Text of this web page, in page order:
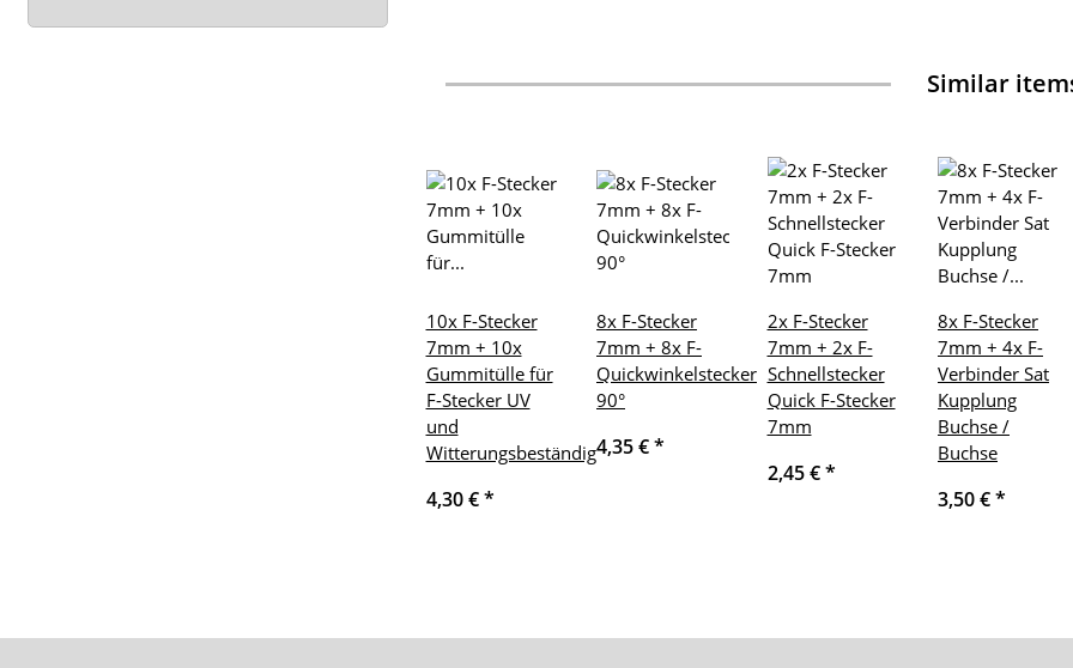
Similar
10x F-Stecker
7mm + 10x
Gummitülle für
F-Stecker UV
und
Witterungsbeständig
4,30 €*
8x F-Stecker
7mm + 8x F-
Quickwinkelstecker
90°
4,35 €*
2x F-Stecker
7mm + 2x F-
Schnellstecker
Quick F-Stecker
7mm
2,45 €*
8x F-Stecker
7mm + 4x F-
Verbinder Sat
Kupplung
Buchse /
Buchse
3,50 €*